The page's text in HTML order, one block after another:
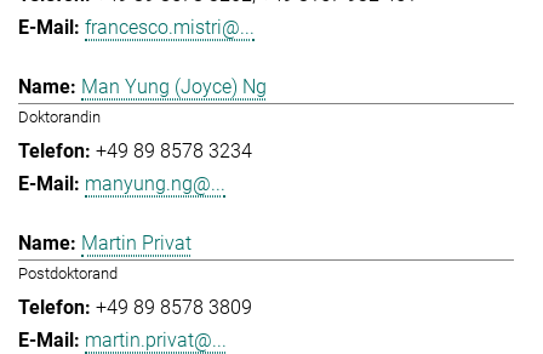
francesco.mistri@...
Man Yung (Joyce) Ng
Doktorandin
+49 89 8578 3234
manyung.ng@...
Martin Privat
Postdoktorand
+49 89 8578 3809
martin.privat@...